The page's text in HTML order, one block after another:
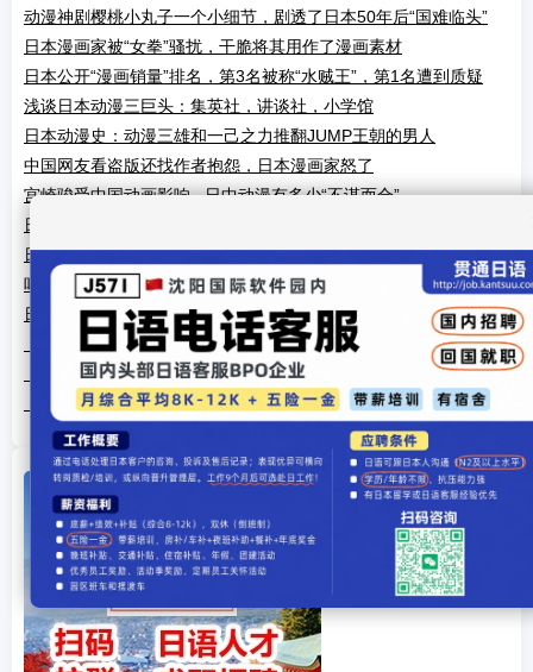
动漫神剧樱桃小丸子一个小细节，剧透了日本50年后“国难临头”
日本漫画家被“女拳”骚扰，干脆将其用作了漫画素材
日本公开“漫画销量”排名，第3名被称“水贼王”，第1名遭到质疑
浅谈日本动漫三巨头：集英社，讲谈社，小学馆
日本动漫史：动漫三雄和一己之力推翻JUMP王朝的男人
中国网友看盗版还找作者抱怨，日本漫画家怒了
宫崎骏受中国动画影响...日中动漫有多少“不谋而合”
日本动漫在华热度转冷，观众不好骗了吗？北京大学教授指出原因
日本为什么到今天还拍特摄，还有市场吗，特摄在今天没有优点
吗？
日本海外首座高达立像上演机械灯光秀
《火影忍者》动画导演小林治去世 终年57岁
「摇曳百合」合作atre秋叶原视觉图草图公开
「浪客剑心」25周年纪念展会宣传PV公开